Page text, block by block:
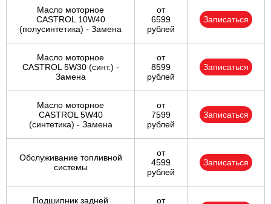
Масло моторное
CASTROL 10W40
(полусинтетика) - Замена
от
6599
рублей
Записаться
Масло моторное
CASTROL 5W30 (синт.) -
Замена
от
8599
рублей
Записаться
Масло моторное
CASTROL 5W40
(синтетика) - Замена
от
7599
рублей
Записаться
Обслуживание топливной
системы
от
4599
рублей
Записаться
Подшипник задней от